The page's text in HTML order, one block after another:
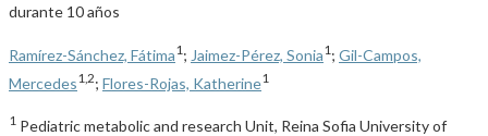
durante 10 años
Ramírez-Sánchez, Fátima1 ; Jaimez-Pérez, Sonia1 ; Gil-Campos,
Mercedes1,2; Flores-Rojas, Katherine1
1 Pediatric metabolic and research Unit, Reina Sofia University of